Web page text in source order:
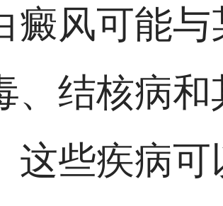
癜风可能与
、结核病和
这些疾病可